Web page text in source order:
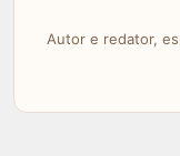
Autor e redator,